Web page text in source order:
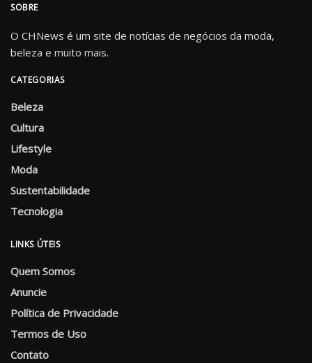
SOBRE
O CHNews é um site de notícias de negócios da moda,
beleza e muito mais.
CATEGORIAS
Beleza
Cultura
Lifestyle
Moda
Sustentabilidade
Tecnologia
LINKS ÚTEIS
Quem Somos
Anuncie
Política de Privacidade
Termos de Uso
Contato